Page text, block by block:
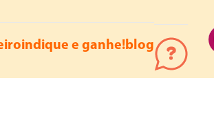
indique e ganhe!blog